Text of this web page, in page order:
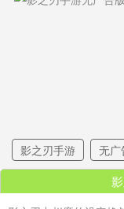
影之刃手游 无广